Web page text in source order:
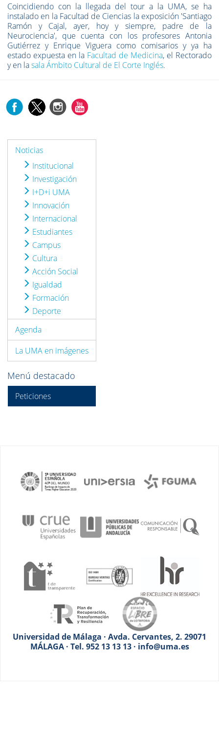
Coincidiendo con la llegada del tour a la UMA, se ha
instalado en la Facultad de Ciencias la exposición 'Santiago
Ramón y Cajal, ayer, hoy y siempre, padre de la
Neurociencia', que cuenta con los profesores Antonia
Gutiérrez y Enrique Viguera como comisarios y ya ha
estado expuesta en la Facultad de Medicina, el Rectorado
y en lasala Ámbito Cultural de El Corte Inglés.
Noticias
Institucional
Investigación
I+D+i UMA
Innovación
Internacional
Estudiantes
Campus
Cultura
Acción Social
Igualdad
Formación
Deporte
Agenda
La UMA en imágenes
Menú destacado
Peticiones
Universidad de Málaga · Avda. Cervantes, 2. 29071
MÁLAGA · Tel. 952 13 13 13 · info@uma.es